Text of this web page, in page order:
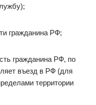
гражданина РФ;
гражданина РФ, по
въезд в РФ (для
территории